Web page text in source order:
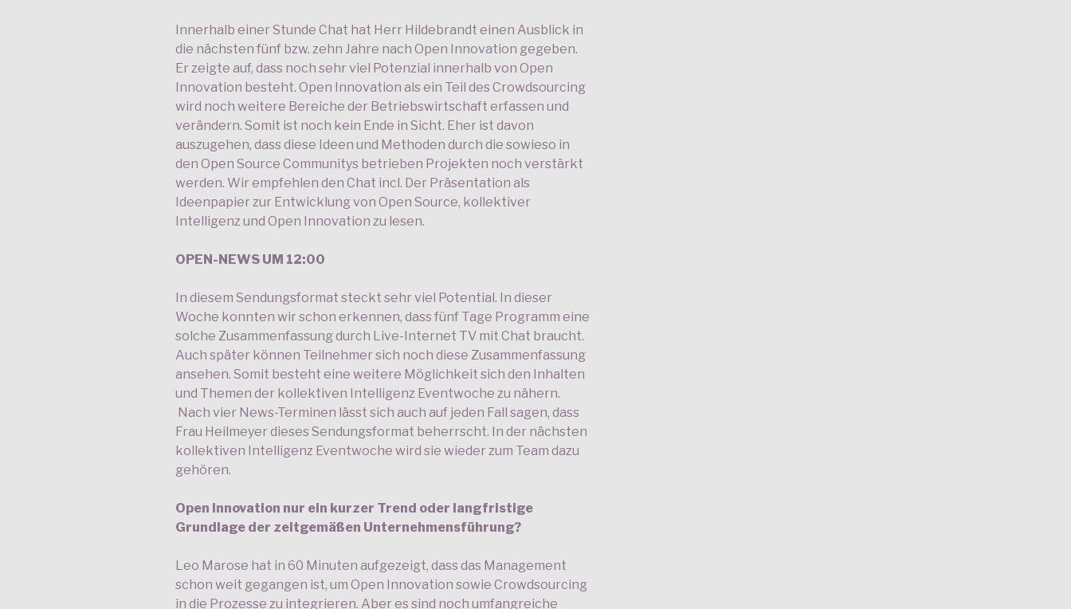
Innerhalb einer Stunde Chat hat Herr Hildebrandt einen Ausblick in
die nächsten fünf bzw. zehn Jahre nach Open Innovation gegeben.
Er zeigte auf, dass noch sehr viel Potenzial innerhalb von Open
Innovation besteht. Open Innovation als ein Teil des Crowdsourcing
wird noch weitere Bereiche der Betriebswirtschaft erfassen und
verändern. Somit ist noch kein Ende in Sicht. Eher ist davon
auszugehen, dass diese Ideen und Methoden durch die sowieso in
den Open Source Communitys betrieben Projekten noch verstärkt
werden. Wir empfehlen den Chat incl. Der Präsentation als
Ideenpapier zur Entwicklung von Open Source, kollektiver
Intelligenz und Open Innovation zu lesen.
OPEN-NEWS UM 12:00
In diesem Sendungsformat steckt sehr viel Potential. In dieser
Woche konnten wir schon erkennen, dass fünf Tage Programm eine
solche Zusammenfassung durch Live-Internet TV mit Chat braucht.
Auch später können Teilnehmer sich noch diese Zusammenfassung
ansehen. Somit besteht eine weitere Möglichkeit sich den Inhalten
und Themen der kollektiven Intelligenz Eventwoche zu nähern.
Nach vier News-Terminen lässt sich auch auf jeden Fall sagen, dass
Frau Heilmeyer dieses Sendungsformat beherrscht. In der nächsten
kollektiven Intelligenz Eventwoche wird sie wieder zum Team dazu
gehören.
Open Innovation nur ein kurzer Trend oder langfristige
Grundlage der zeitgemäßen Unternehmensführung?
Leo Marose hat in 60 Minuten aufgezeigt, dass das Management
schon weit gegangen ist, um Open Innovation sowie Crowdsourcing
in die Prozesse zu integrieren. Aber es sind noch umfangreiche